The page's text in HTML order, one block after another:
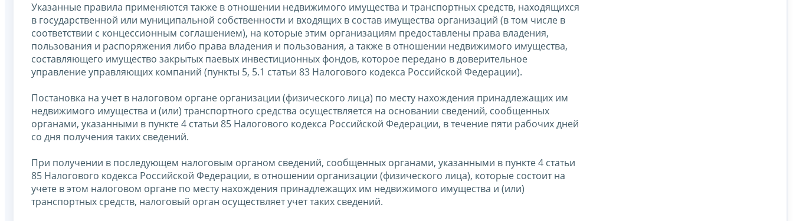
Указанные правила применяются также в отношении недвижимого имущества и транспортных средств, находящихся
в государственной или муниципальной собственности и входящих в состав имущества организаций (в том числе в
соответствии с концессионным соглашением), на которые этим организациям предоставлены права владения,
пользования и распоряжения либо права владения и пользования, а также в отношении недвижимого имущества,
составляющего имущество закрытых паевых инвестиционных фондов, которое передано в доверительное
управление управляющих компаний (пункты 5, 5.1 статьи 83 Налогового кодекса Российской Федерации).
Постановка на учет в налоговом органе организации (физического лица) по месту нахождения принадлежащих им
недвижимого имущества и (или) транспортного средства осуществляется на основании сведений, сообщенных
органами, указанными в пункте 4 статьи 85 Налогового кодекса Российской Федерации, в течение пяти рабочих дней
со дня получения таких сведений.
При получении в последующем налоговым органом сведений, сообщенных органами, указанными в пункте 4 статьи
85 Налогового кодекса Российской Федерации, в отношении организации (физического лица), которые состоит на
учете в этом налоговом органе по месту нахождения принадлежащих им недвижимого имущества и (или)
транспортных средств, налоговый орган осуществляет учет таких сведений.